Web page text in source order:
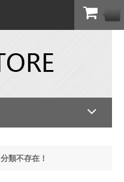
分類不存在！